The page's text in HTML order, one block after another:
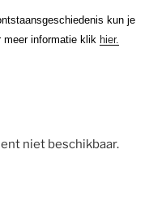
kun je
meer informatie klik hier.
niet beschikbaar.